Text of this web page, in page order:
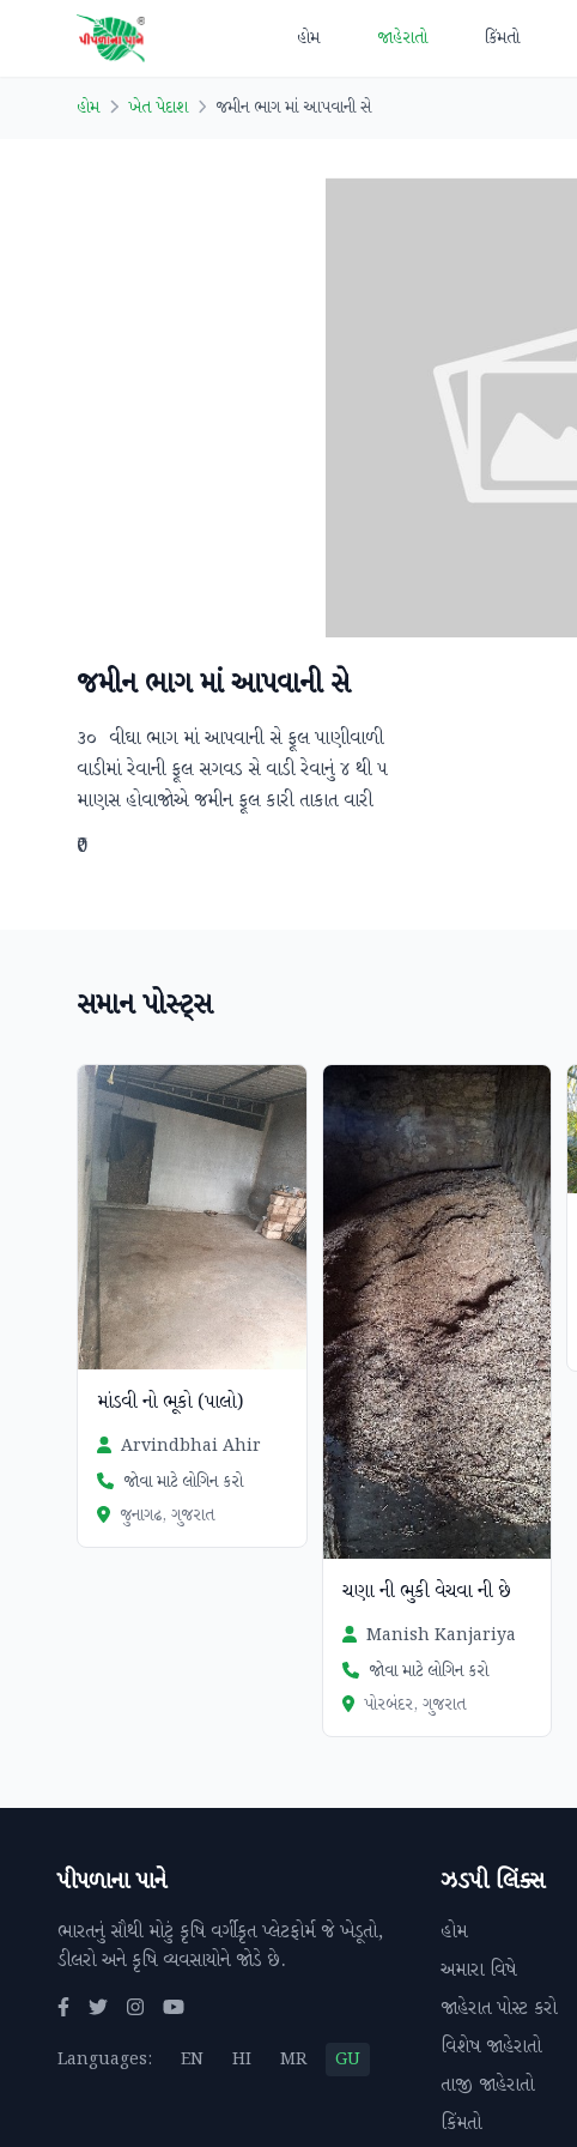
હોમ જાહેરાતો કિંમતો
હોમ ખેત પેદાશ જમીન ભાગ માં આપવાની સે
જમીન ભાગ માં આપવાની સે
૩૦  વીઘા ભાગ માં આપવાની સે ફૂલ પાણીવાળી
વાડીમાં રેવાની ફૂલ સગવડ સે વાડી રેવાનું ૪ થી ૫
માણસ હોવાજોએ જમીન ફૂલ કારી તાકાત વારી
₹0
સમાન પોસ્ટ્સ
માંડવી નો ભૂકો (પાલો)
Arvindbhai Ahir
જોવા માટે લોગિન કરો
જુનાગઢ, ગુજરાત
ચણા ની ભુકી વેચવા ની છે
Manish Kanjariya
જોવા માટે લોગિન કરો
પોરબંદર, ગુજરાત
પીપળાના પાને
ભારતનું સૌથી મોટું કૃષિ વર્ગીકૃત પ્લેટફોર્મ જે ખેડૂતો,
ડીલરો અને કૃષિ વ્યવસાયોને જોડે છે.
Languages: EN HI MR GU
ઝડપી લિંક્સ
હોમ
અમારા વિષે
જાહેરાત પોસ્ટ કરો
વિશેષ જાહેરાતો
તાજી જાહેરાતો
કિંમતો